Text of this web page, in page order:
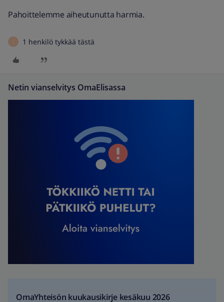
Pahoittelemme aiheutunutta harmia.
1 henkilö tykkää tästä
Netin vianselvitys OmaElisassa
OmaYhteisön kuukausikirje kesäkuu 2026